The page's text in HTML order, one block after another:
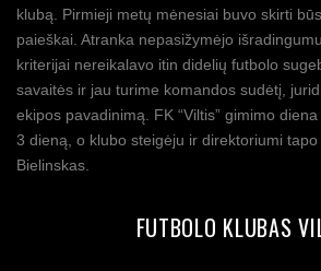
klubą. Pirmieji metų mėnesiai buvo skirti
paieškai. Atranka nepasižymėjo
kriterijai nereikalavo itin didelių futbolo
savaitės ir jau turime komandos sudėtį,
ekipos pavadinimą. FK “Viltis” gimimo
3 dieną, o klubo steigėju ir direktoriumi
Bielinskas.
FUTBOLO KLUBAS